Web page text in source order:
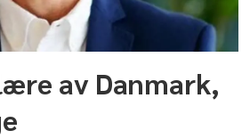
av Danmark,